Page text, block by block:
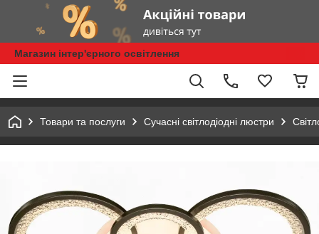
Магазин інтер'єрного освітлення
Товари та послуги Сучасні світлодіодні люстри